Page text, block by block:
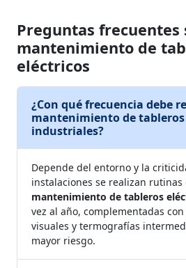
Preguntas frecuentes
mantenimiento de
eléctricos
¿Con qué frecuencia debe
mantenimiento de
industriales?
Depende del entorno y la
instalaciones se realizan rutinas
mantenimiento de tableros
vez al año, complementadas
visuales y termografías
mayor riesgo.